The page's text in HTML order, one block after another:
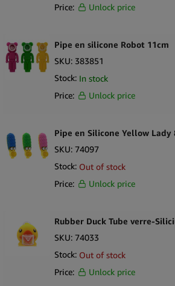
incassable
Taille de 14 cm offrant une prise
aisée
Facile à nettoyer et résistante à l’usure
Construction légère idéale pour le voyage
Contenu de la boîte
1 × Pipe en silicone Cornet de Glace – 14
Price:
Unlock price
Pipe en silicone Robot 11cm
SKU: 383851
Stock: In stock
Price:
Unlock price
Pipe en Silicone Yellow Lady
SKU: 74097
Stock: Out of stock
Price:
Unlock price
Rubber Duck Tube verre-
SKU: 74033
Stock: Out of stock
Price:
Unlock price